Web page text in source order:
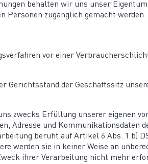
behalten wir uns unser
zugänglich gemacht
vor einer
Gerichts­stand der Geschäftssitz
zwecks Erfüllung unserer eigenen
Adresse und Kommu­ni­ka­ti­ons­daten
beruht auf Artikel 6 Abs. 1 b)
werden sie in keiner Weise an
ihrer Verar­beitung nicht mehr